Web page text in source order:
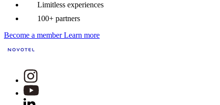
Limitless experiences
100+ partners
Become a member Learn more